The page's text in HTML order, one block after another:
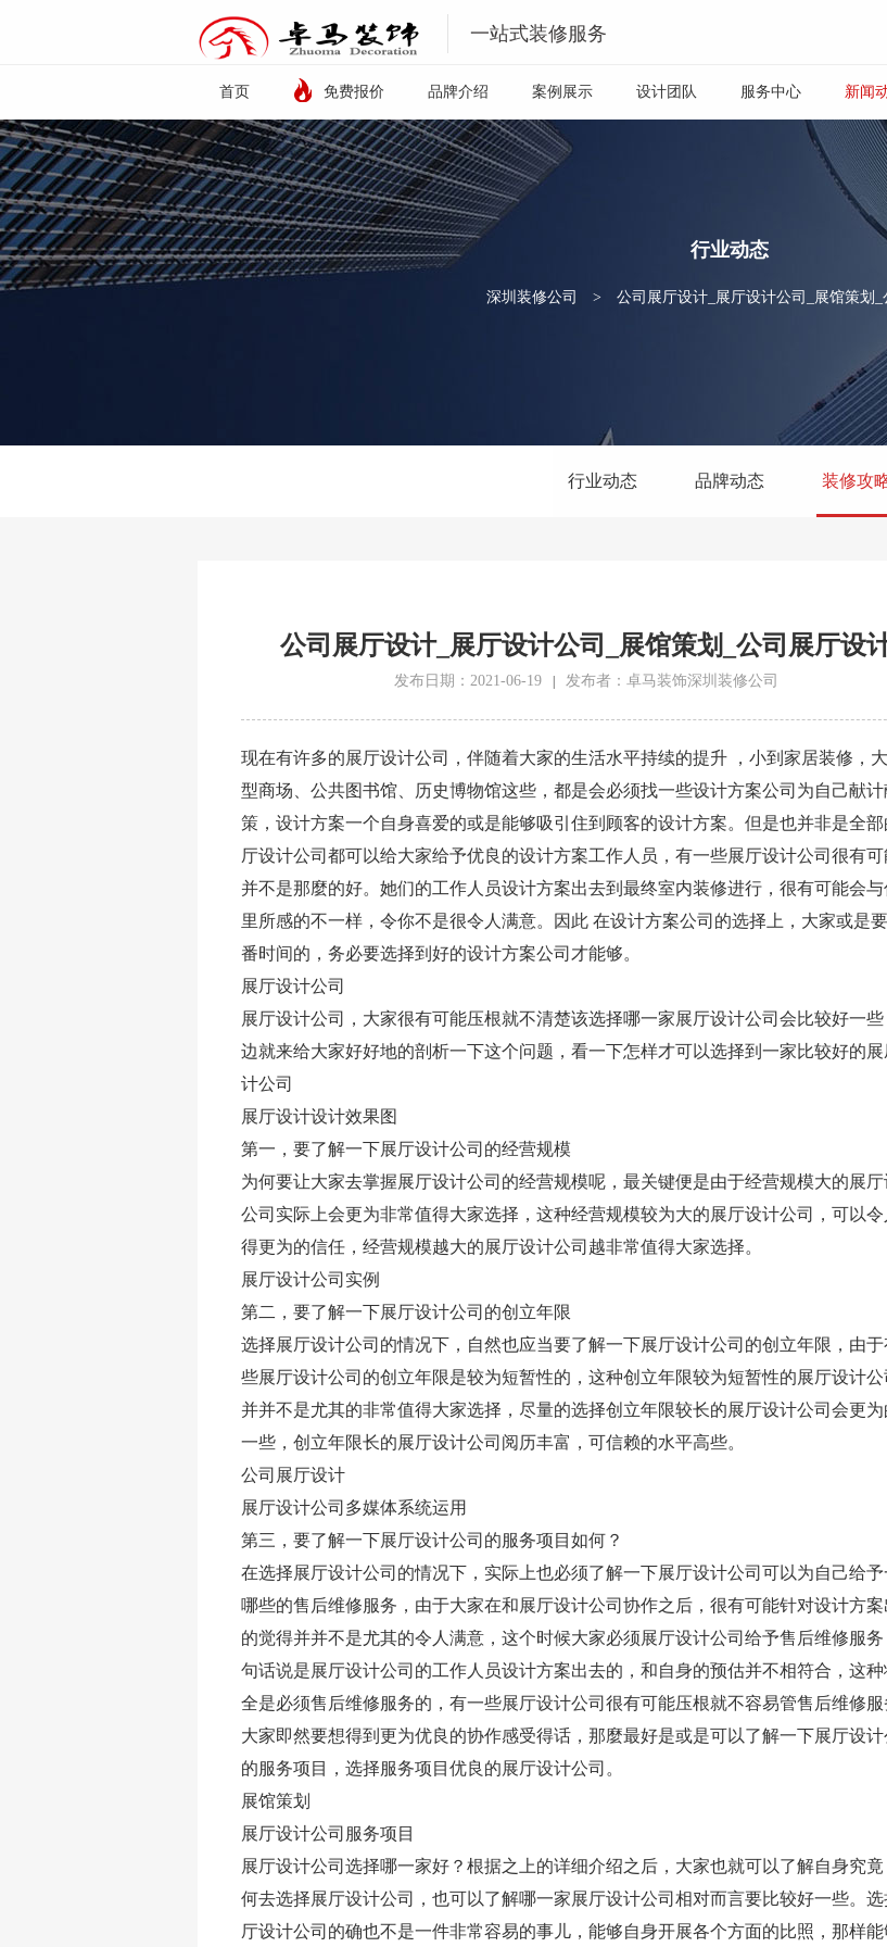
一站式装修服务
首页 免费报价 品牌介绍 案例展示 设计团队 服务中心 新闻
行业动态
深圳装修公司 > 公司展厅设计_展厅设计公司_展馆策划
行业动态 品牌动态 装修攻
公司展厅设计_展厅设计公司_展馆策划_公司展厅设
发布日期：2021-06-19 发布者：卓马装饰深圳装修公司
现在有许多的展厅设计公司，伴随着大家的生活水平持续的提升 ，小到家居装修，
型商场、公共图书馆、历史博物馆这些，都是会必须找一些设计方案公司为自己献计
策，设计方案一个自身喜爱的或是能够吸引住到顾客的设计方案。但是也并非是全部
厅设计公司都可以给大家给予优良的设计方案工作人员，有一些展厅设计公司很有
并不是那麼的好。她们的工作人员设计方案出去到最终室内装修进行，很有可能会
里所感的不一样，令你不是很令人满意。因此 在设计方案公司的选择上，大家或是
番时间的，务必要选择到好的设计方案公司才能够。
展厅设计公司
展厅设计公司，大家很有可能压根就不清楚该选择哪一家展厅设计公司会比较好一
边就来给大家好好地的剖析一下这个问题，看一下怎样才可以选择到一家比较好的展
计公司
展厅设计设计效果图
第一，要了解一下展厅设计公司的经营规模
为何要让大家去掌握展厅设计公司的经营规模呢，最关键便是由于经营规模大的展
公司实际上会更为非常值得大家选择，这种经营规模较为大的展厅设计公司，可以
得更为的信任，经营规模越大的展厅设计公司越非常值得大家选择。
展厅设计公司实例
第二，要了解一下展厅设计公司的创立年限
选择展厅设计公司的情况下，自然也应当要了解一下展厅设计公司的创立年限，由于
些展厅设计公司的创立年限是较为短暂性的，这种创立年限较为短暂性的展厅设计公
并并不是尤其的非常值得大家选择，尽量的选择创立年限较长的展厅设计公司会更
一些，创立年限长的展厅设计公司阅历丰富，可信赖的水平高些。
公司展厅设计
展厅设计公司多媒体系统运用
第三，要了解一下展厅设计公司的服务项目如何？
在选择展厅设计公司的情况下，实际上也必须了解一下展厅设计公司可以为自己给
哪些的售后维修服务，由于大家在和展厅设计公司协作之后，很有可能针对设计方
的觉得并并不是尤其的令人满意，这个时候大家必须展厅设计公司给予售后维修服务
句话说是展厅设计公司的工作人员设计方案出去的，和自身的预估并不相符合，这
全是必须售后维修服务的，有一些展厅设计公司很有可能压根就不容易管售后维修服
大家即然要想得到更为优良的协作感受得话，那麼最好是或是可以了解一下展厅设计
的服务项目，选择服务项目优良的展厅设计公司。
展馆策划
展厅设计公司服务项目
展厅设计公司选择哪一家好？根据之上的详细介绍之后，大家也就可以了解自身究竟
何去选择展厅设计公司，也可以了解哪一家展厅设计公司相对而言要比较好一些。选
厅设计公司的确也不是一件非常容易的事儿，能够自身开展各个方面的比照，那样
幼儿园装修设计(图文)